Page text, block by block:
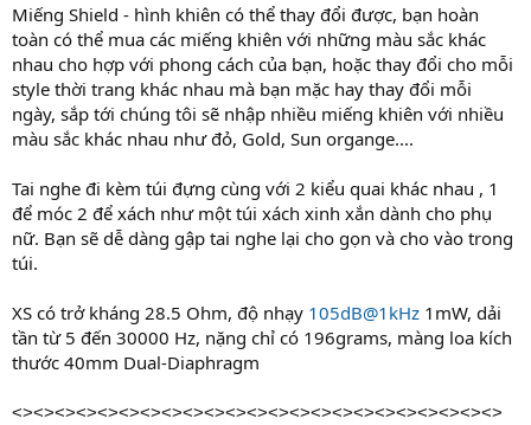
Miếng Shield - hình khiên có thể thay đổi được, bạn hoàn
toàn có thể mua các miếng khiên với những màu sắc khác
nhau cho hợp với phong cách của bạn, hoặc thay đổi cho mỗi
style thời trang khác nhau mà bạn mặc hay thay đổi mỗi
ngày, sắp tới chúng tôi sẽ nhập nhiều miếng khiên với nhiều
màu sắc khác nhau như đỏ, Gold, Sun organge....
Tai nghe đi kèm túi đựng cùng với 2 kiểu quai khác nhau , 1
để móc 2 để xách như một túi xách xinh xắn dành cho phụ
nữ. Bạn sẽ dễ dàng gập tai nghe lại cho gọn và cho vào trong
túi.
XS có trở kháng 28.5 Ohm, độ nhạy 105dB@1kHz 1mW, dải
tần từ 5 đến 30000 Hz, nặng chỉ có 196grams, màng loa kích
thước 40mm Dual-Diaphragm
<><><><><><><><><><><><><><><><><><><><><><><>